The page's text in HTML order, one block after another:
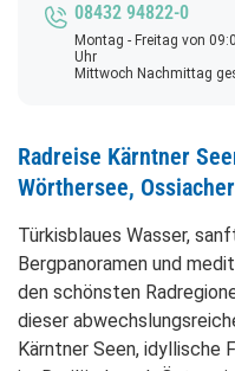
Radreise Kärntner
Wörthersee,
Türkisblaues Wasser,
Bergpanoramen und
den schönsten
dieser
Kärntner Seen, idyllische
08432 94822-0
Montag - Freitag von
Uhr
Mittwoch Nachmittag